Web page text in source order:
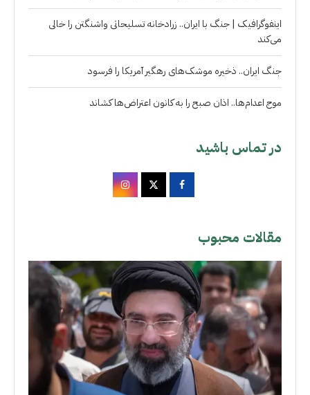
اینفوگرافیک | جنگ با ایران.. زرادخانه تسلیحاتی واشنگتن را خالی
می‌کند
جنگ ایران.. ذخیره موشک‌های رهگیر آمریکا را فرسود
موج اعدام‌ها.. اذان صبح را به کانون اعتراض‌ها کشاند
در تماس باشید
مقالات محبوب